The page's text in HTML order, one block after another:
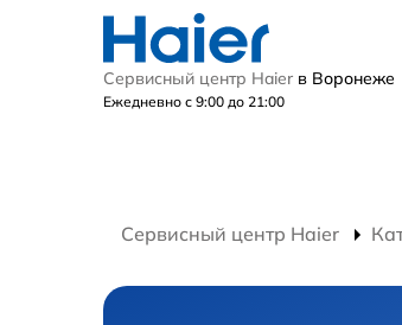
Сервисный центр Haier в Воронеже
Ежедневно с 9:00 до 21:00
Сервисный центр Haier